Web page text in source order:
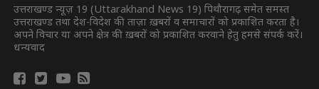
उत्तराखण्ड न्यूज़ 19 (Uttarakhand News 19) पिथौरागढ़ समेत समस्त
उत्तराखण्ड तथा देश-विदेश की ताज़ा ख़बरों व समाचारों को प्रकाशित करता है।
अपने विचार या अपने क्षेत्र की ख़बरों को प्रकाशित करवाने हेतु हमसे संपर्क करें।
धन्यवाद